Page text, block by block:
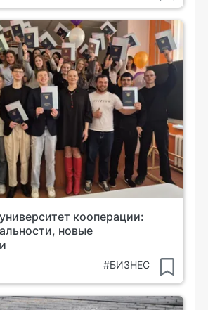
кооперации:
новые
#БИЗНЕС